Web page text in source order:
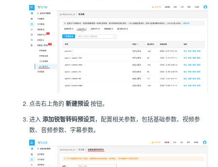
点击右上角的 新建预设按钮。
进入 添加锐智转码预设页，配置相关参数，包括基础参数、视频参
数、音频参数、字幕参数。